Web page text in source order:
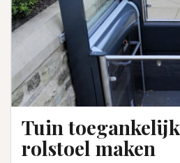
Tuin
rolstoel maken